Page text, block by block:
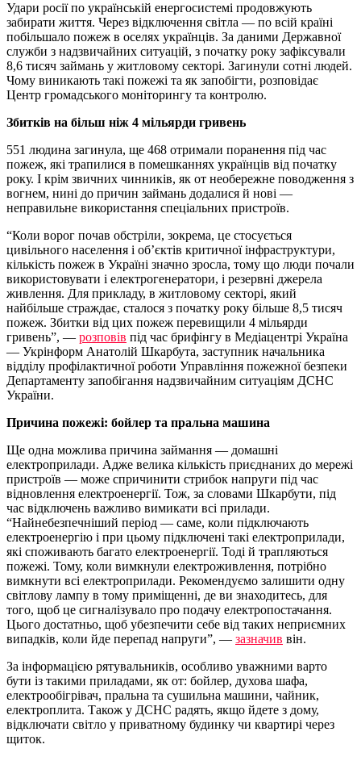
Удари росії по українській енергосистемі продовжують
забирати життя. Через відключення світла — по всій країні
побільшало пожеж в оселях українців. За даними Державної
служби з надзвичайних ситуацій, з початку року зафіксували
8,6 тисяч займань у житловому секторі. Загинули сотні людей.
Чому виникають такі пожежі та як запобігти, розповідає
Центр громадського моніторингу та контролю.
Збитків на більш ніж 4 мільярди гривень
551 людина загинула, ще 468 отримали поранення під час
пожеж, які трапилися в помешканнях українців від початку
року. І крім звичних чинників, як от необережне поводження з
вогнем, нині до причин займань додалися й нові —
неправильне використання спеціальних пристроїв.
“Коли ворог почав обстріли, зокрема, це стосується
цивільного населення і об’єктів критичної інфраструктури,
кількість пожеж в Україні значно зросла, тому що люди почали
використовувати і електрогенератори, і резервні джерела
живлення. Для прикладу, в житловому секторі, який
найбільше страждає, сталося з початку року більше 8,5 тисяч
пожеж. Збитки від цих пожеж перевищили 4 мільярди
гривень”, — розповів під час брифінгу в Медіацентрі Україна
— Укрінформ Анатолій Шкарбута, заступник начальника
відділу профілактичної роботи Управління пожежної безпеки
Департаменту запобігання надзвичайним ситуаціям ДСНС
України.
Причина пожежі: бойлер та пральна машина
Ще одна можлива причина займання — домашні
електроприлади. Адже велика кількість приєднаних до мережі
пристроїв — може спричинити стрибок напруги під час
відновлення електроенергії. Тож, за словами Шкарбути, під
час відключень важливо вимикати всі прилади.
“Найнебезпечніший період — саме, коли підключають
електроенергію і при цьому підключені такі електроприлади,
які споживають багато електроенергії. Тоді й трапляються
пожежі. Тому, коли вимкнули електроживлення, потрібно
вимкнути всі електроприлади. Рекомендуємо залишити одну
світлову лампу в тому приміщенні, де ви знаходитесь, для
того, щоб це сигналізувало про подачу електропостачання.
Цього достатньо, щоб убезпечити себе від таких неприємних
випадків, коли йде перепад напруги”, — зазначив він.
За інформацією рятувальників, особливо уважними варто
бути із такими приладами, як от: бойлер, духова шафа,
електрообігрівач, пральна та сушильна машини, чайник,
електроплита. Також у ДСНС радять, якщо йдете з дому,
відключати світло у приватному будинку чи квартирі через
щиток.